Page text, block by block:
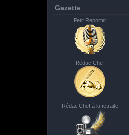
Gazette
Petit Reporter
Rédac Chef
Rédac Chef à la retraite